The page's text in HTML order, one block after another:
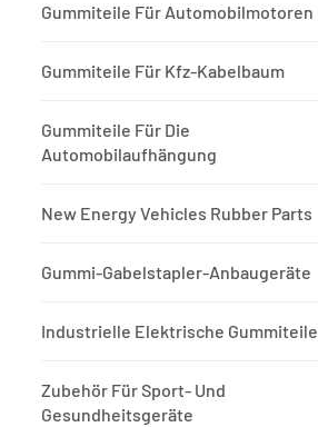
Gummiteile Für Automobilmotoren
Gummiteile Für Kfz-Kabelbaum
Gummiteile Für Die
Automobilaufhängung
New Energy Vehicles Rubber Parts
Gummi-Gabelstapler-Anbaugeräte
Industrielle Elektrische Gummiteile
Zubehör Für Sport- Und
Gesundheitsgeräte